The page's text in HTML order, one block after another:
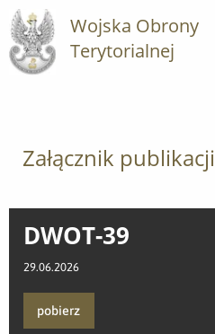
Wojska Obrony
Terytorialnej
Załącznik publikacji
DWOT-39
29.06.2026
pobierz